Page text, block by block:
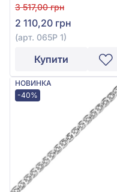
3 517,00 грн
2 110,20 грн
(арт. 065Р 1)
Купити
НОВИНКА
-40%